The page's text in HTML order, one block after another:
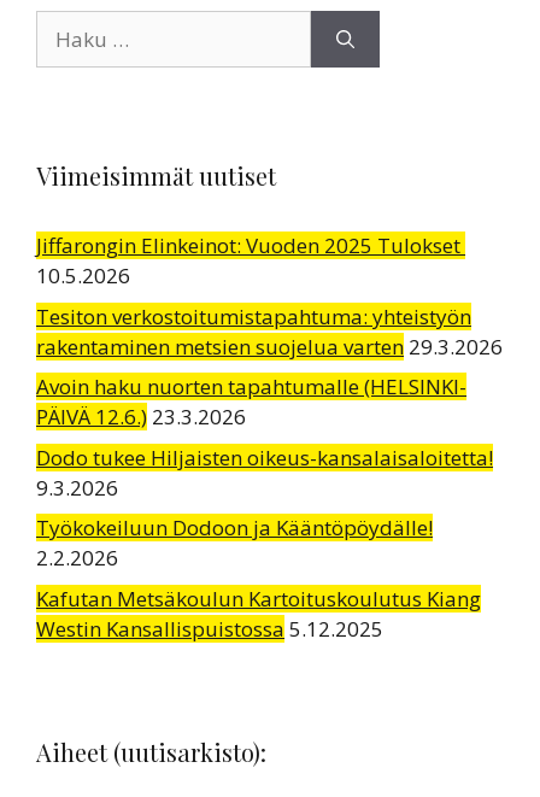
Viimeisimmät uutiset
Jiffarongin Elinkeinot: Vuoden 2025 Tulokset
10.5.2026
Tesiton verkostoitumistapahtuma: yhteistyön
rakentaminen metsien suojelua varten 29.3.2026
Avoin haku nuorten tapahtumalle (HELSINKI-
PÄIVÄ 12.6.) 23.3.2026
Dodo tukee Hiljaisten oikeus-kansalaisaloitetta!
9.3.2026
Työkokeiluun Dodoon ja Kääntöpöydälle!
2.2.2026
Kafutan Metsäkoulun Kartoituskoulutus Kiang
Westin Kansallispuistossa 5.12.2025
Aiheet (uutisarkisto):